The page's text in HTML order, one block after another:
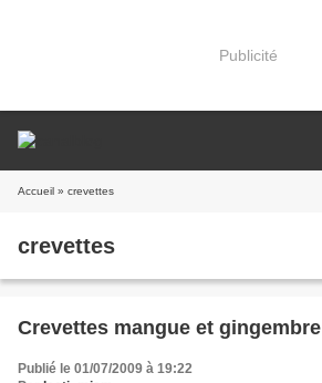
Publicité
Accueil » crevettes
crevettes
Crevettes mangue et gingembre
Publié le 01/07/2009 à 19:22